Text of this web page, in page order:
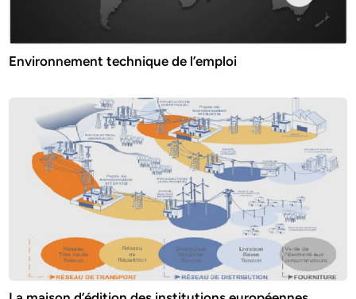
Environnement technique de l’emploi